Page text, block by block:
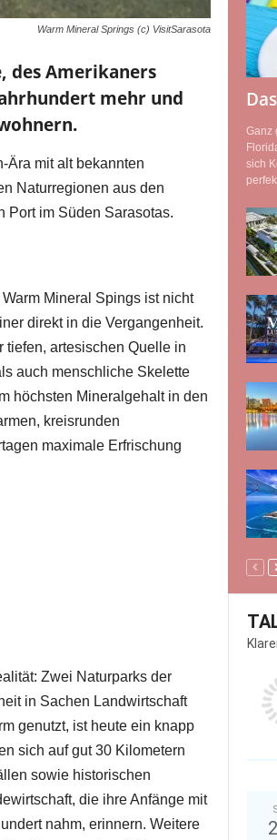
Warm Mineral Springs (c) VisitSarasota
des Amerikaners
mehr und
Ära mit alt bekannten
Naturregionen aus den
Port im Süden Sarasotas.
Mineral Spings ist nicht
direkt in die Vergangenheit.
tiefen, artesischen Quelle in
auch menschliche Skelette
höchsten Mineralgehalt in den
kreisrunden
maximale Erfrischung
Zwei Naturparks der
in Sachen Landwirtschaft
genutzt, ist heute ein knapp
sich auf gut 30 Kilometern
sowie historischen
die ihre Anfänge mit
nahm, erinnern. Weitere
Ganz
sich